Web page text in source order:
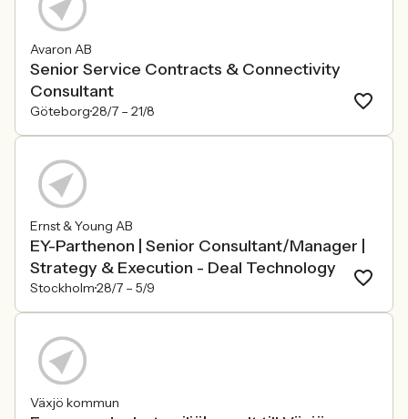
Avaron AB
Senior Service Contracts & Connectivity
Consultant
Göteborg28/7 – 21/8
Ernst & Young AB
EY-Parthenon | Senior Consultant/Manager |
Strategy & Execution - Deal Technology
Stockholm28/7 – 5/9
Växjö kommun